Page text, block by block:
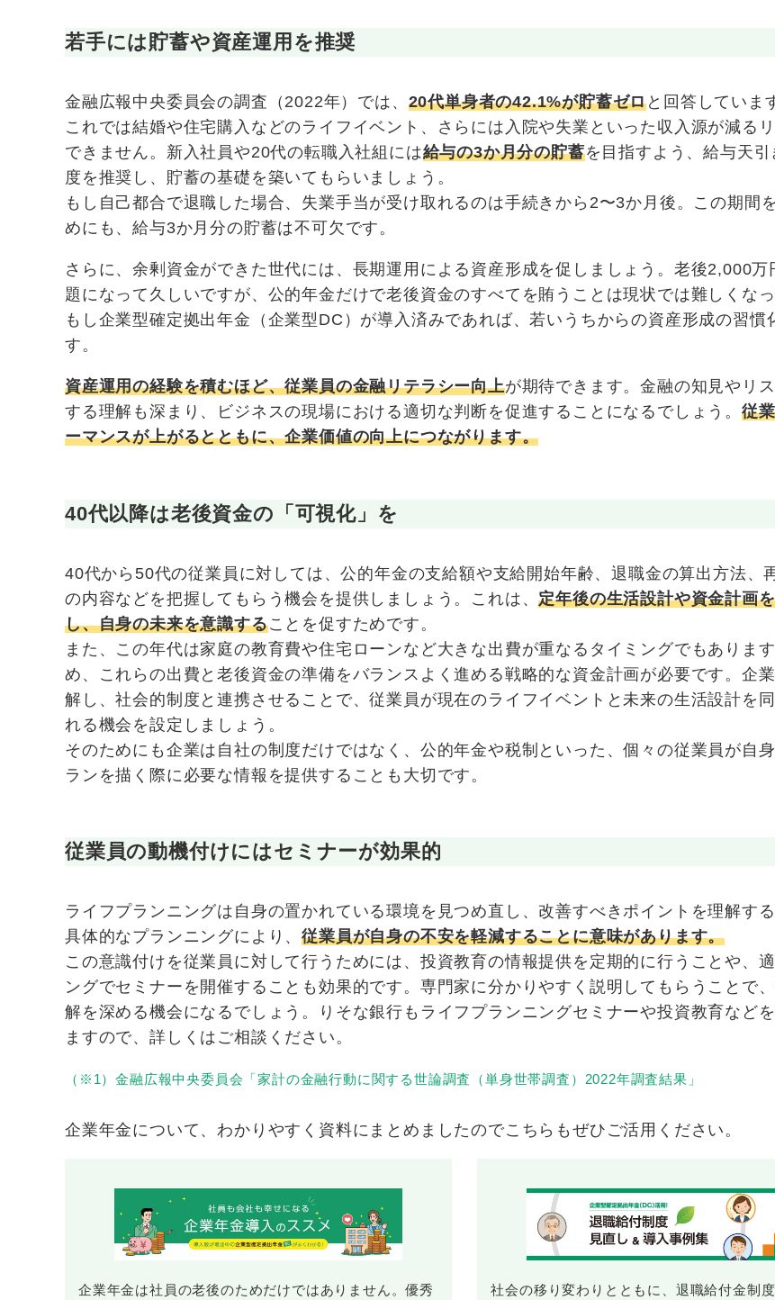
若手には貯蓄や資産運用を推奨
金融広報中央委員会の調査（2022年）では、 20代単身者の42.1%が貯蓄ゼロと回答していま
これでは結婚や住宅購入などのライフイベント、さらには入院や失業といった収入源が減る
できません。新入社員や20代の転職入社組には給与の3か月分の貯蓄を目指すよう、給与天引
度を推奨し、貯蓄の基礎を築いてもらいましょう。
もし自己都合で退職した場合、失業手当が受け取れるのは手続きから2〜3か月後。この期間
めにも、給与3か月分の貯蓄は不可欠です。
さらに、余剰資金ができた世代には、長期運用による資産形成を促しましょう。老後2,000万
題になって久しいですが、公的年金だけで老後資金のすべてを賄うことは現状では難しくなっ
もし企業型確定拠出年金（企業型DC）が導入済みであれば、若いうちからの資産形成の習慣
す。
資産運用の経験を積むほど、従業員の金融リテラシー向上が期待できます。金融の知見やリ
する理解も深まり、ビジネスの現場における適切な判断を促進することになるでしょう。 従
ーマンスが上がるとともに、企業価値の向上につながります。
40代以降は老後資金の「可視化」を
40代から50代の従業員に対しては、公的年金の支給額や支給開始年齢、退職金の算出方法、
の内容などを把握してもらう機会を提供しましょう。これは、定年後の生活設計や資金計画
し、自身の未来を意識することを促すためです。
また、この年代は家庭の教育費や住宅ローンなど大きな出費が重なるタイミングでもありま
め、これらの出費と老後資金の準備をバランスよく進める戦略的な資金計画が必要です。企
解し、社会的制度と連携させることで、従業員が現在のライフイベントと未来の生活設計を
れる機会を設定しましょう。
そのためにも企業は自社の制度だけではなく、公的年金や税制といった、個々の従業員が自
ランを描く際に必要な情報を提供することも大切です。
従業員の動機付けにはセミナーが効果的
ライフプランニングは自身の置かれている環境を見つめ直し、改善すべきポイントを理解する
具体的なプランニングにより、従業員が自身の不安を軽減することに意味があります。
この意識付けを従業員に対して行うためには、投資教育の情報提供を定期的に行うことや、
ングでセミナーを開催することも効果的です。専門家に分かりやすく説明してもらうことで
解を深める機会になるでしょう。りそな銀行もライフプランニングセミナーや投資教育など
ますので、詳しくはご相談ください。
（※1）金融広報中央委員会「家計の金融行動に関する世論調査（単身世帯調査）2022年調査結果」
企業年金について、わかりやすく資料にまとめましたのでこちらもぜひご活用ください。
企業年金は社員の老後のためだけではありません。優秀 社会の移り変わりとともに、退職給付金制